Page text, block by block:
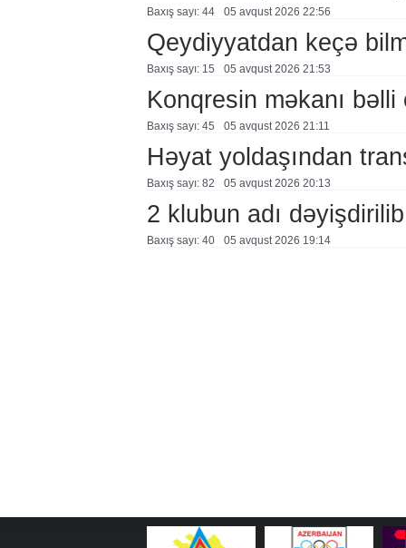
Baxış sayı: 44 05 avqust 2026 22:56
Qeydiyyatdan keçə
Baxış sayı: 15 05 avqust 2026 21:53
Konqresin məkanı bəlli
Baxış sayı: 45 05 avqust 2026 21:11
Həyat yoldaşından
Baxış sayı: 82 05 avqust 2026 20:13
2 klubun adı dəyişdirilib
Baxış sayı: 40 05 avqust 2026 19:14